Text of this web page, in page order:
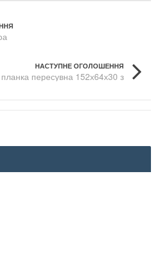
НАСТУПНЕ ОГОЛОШЕННЯ
пересувна 152х64х30 з